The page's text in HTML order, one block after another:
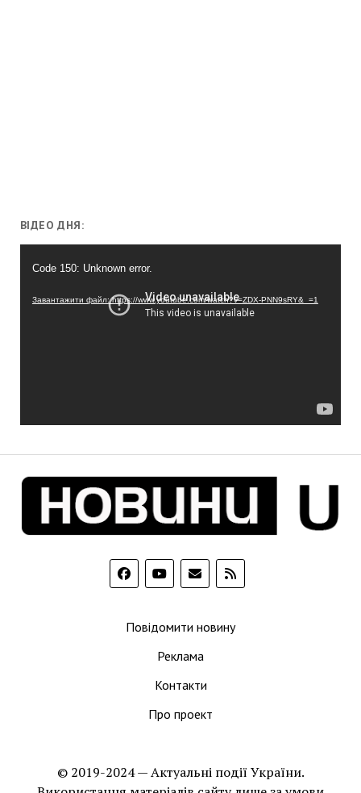
ВІДЕО ДНЯ:
Code 150: Unknown error.
Завантажити файл: https://www.youtube.com/watch?v=ZDX-PNN9sRY&_=1
Повідомити новину
Реклама
Контакти
Про проект
© 2019-2024 — Актуальні події України.